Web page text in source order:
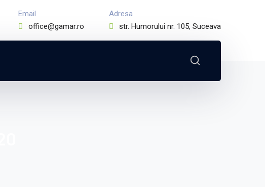
Email
office@gamar.ro
Adresa
str. Humorului nr. 105, Suceava